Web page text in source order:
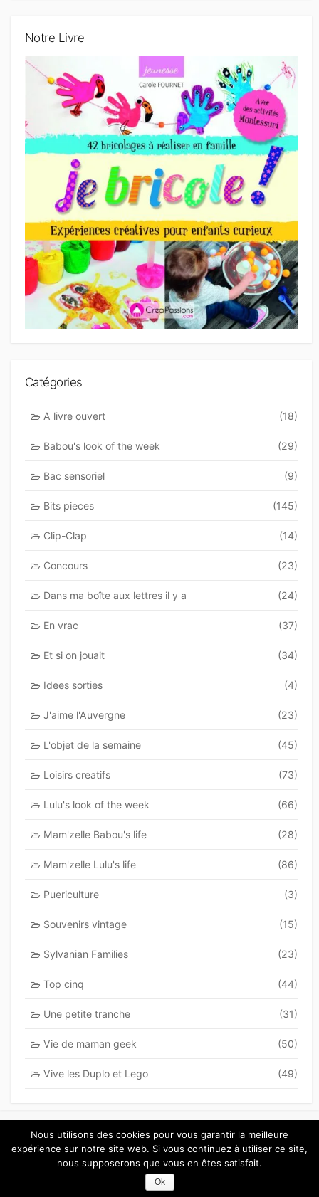
Notre Livre
Catégories
A livre ouvert (18)
Babou's look of the week (29)
Bac sensoriel (9)
Bits pieces (145)
Clip-Clap (14)
Concours (23)
Dans ma boîte aux lettres il y a (24)
En vrac (37)
Et si on jouait (34)
Idees sorties (4)
J'aime l'Auvergne (23)
L'objet de la semaine (45)
Loisirs creatifs (73)
Lulu's look of the week (66)
Mam'zelle Babou's life (28)
Mam'zelle Lulu's life (86)
Puericulture (3)
Souvenirs vintage (15)
Sylvanian Families (23)
Top cinq (44)
Une petite tranche (31)
Vie de maman geek (50)
Vive les Duplo et Lego (49)
©2012-2021Blog de maman Clémentine
Nous utilisons des cookies pour vous garantir la meilleure
expérience sur notre site web. Si vous continuez à utiliser ce site,
nous supposerons que vous en êtes satisfait.
Ok